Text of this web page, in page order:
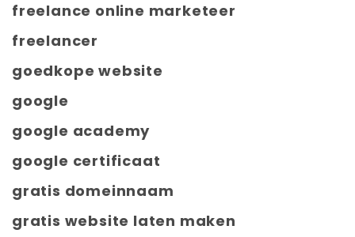
freelance online marketeer
freelancer
goedkope website
google
google academy
google certificaat
gratis domeinnaam
gratis website laten maken